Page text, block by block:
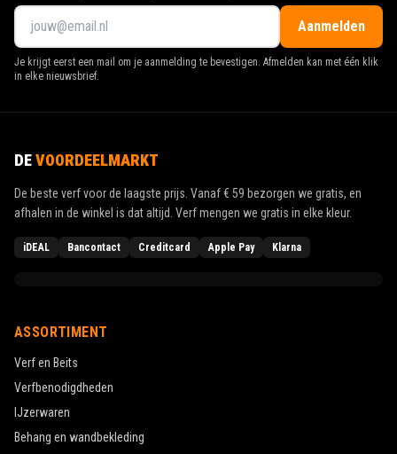
Aanmelden
Je krijgt eerst een mail om je aanmelding te bevestigen. Afmelden kan met één klik
in elke nieuwsbrief.
DEVOORDEELMARKT
De beste verf voor de laagste prijs. Vanaf€ 59 bezorgen we gratis, en
afhalen in de winkel is dat altijd. Verf mengen we gratis in elke kleur.
iDEAL Bancontact Creditcard Apple Pay Klarna
ASSORTIMENT
Verf en Beits
Verfbenodigdheden
IJzerwaren
Behang en wandbekleding